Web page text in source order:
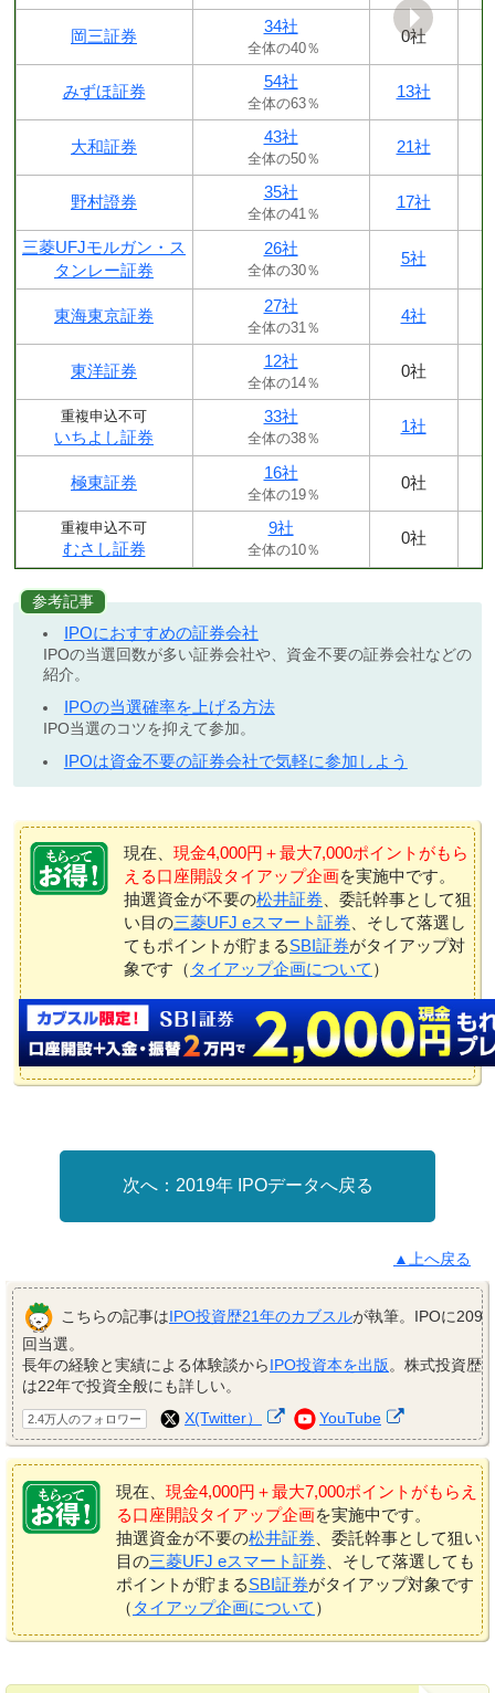
岡三証券
34社
全体の40％
0社
みずほ証券
54社
全体の63％
13社
大和証券
43社
全体の50％
21社
野村證券
35社
全体の41％
17社
三菱UFJモルガン・ス
タンレー証券
26社
全体の30％
5社
東海東京証券
27社
全体の31％
4社
東洋証券
12社
全体の14％
0社
重複申込不可
いちよし証券
33社
全体の38％
1社
極東証券
16社
全体の19％
0社
重複申込不可
むさし証券
9社
全体の10％
0社
参考記事
IPOにおすすめの証券会社
IPOの当選回数が多い証券会社や、資金不要の証券会社などの
紹介。
IPOの当選確率を上げる方法
IPO当選のコツを抑えて参加。
IPOは資金不要の証券会社で気軽に参加しよう
現在、 現金4,000円＋最大7,000ポイントがもら
える口座開設タイアップ企画を実施中です。
抽選資金が不要の松井証券 、委託幹事として狙
い目の三菱UFJ eスマート証券 、そして落選し
てもポイントが貯まるSBI証券がタイアップ対
象です（ タイアップ企画について ）
2019年 IPOデータへ戻る
▲上へ戻る
こちらの記事はIPO投資歴21年のカブスルが執筆。IPOに209
回当選。
長年の経験と実績による体験談からIPO投資本を出版。株式投資歴
は22年で投資全般にも詳しい。
2.4万人のフォロワー X(Twitter） YouTube
現在、 現金4,000円＋最大7,000ポイントがもらえ
る口座開設タイアップ企画を実施中です。
抽選資金が不要の松井証券 、委託幹事として狙い
目の三菱UFJ eスマート証券 、そして落選しても
ポイントが貯まるSBI証券がタイアップ対象です
（ タイアップ企画について ）